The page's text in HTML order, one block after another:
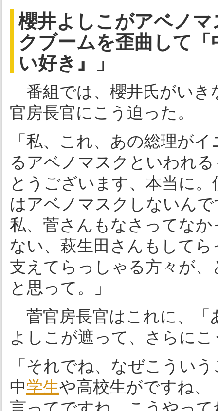
櫻井よしこがアベノ
クブームを歪曲して
い好き』」
番組では、櫻井氏がいき
官房長官にこう迫った。
「私、これ、あの総理が
るアベノマスクといわれ
とうございます、本当に
はアベノマスクしないんで
私、菅さんもなさってな
ない、萩生田さんもして
支えてらっしゃる方々が
と思って。」
菅官房長官はこれに、「
よしこが遮って、さらに
「それでね、なぜこうい
中学生や高校生がですね